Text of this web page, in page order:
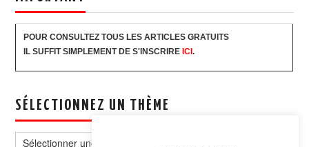
POUR CONSULTEZ TOUS LES ARTICLES GRATUITS
IL SUFFIT SIMPLEMENT DE S'INSCRIRE ICI.
SÉLECTIONNEZ UN THÈME
un